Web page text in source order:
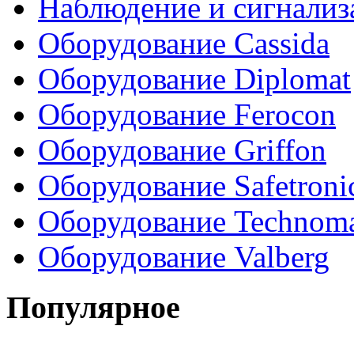
Наблюдение и
Оборудование Cassida
Оборудование Diplomat
Оборудование Ferocon
Оборудование Griffon
Оборудование
Оборудование
Оборудование Valberg
Популярное